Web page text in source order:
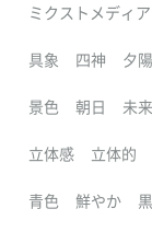
ミクストメディア
具象 四神 夕陽
景色 朝日 未来
立体感 立体的
青色 鮮やか